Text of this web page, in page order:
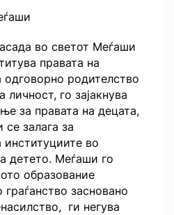
во светот Меѓаши
правата на
одговорно родителство
личност, го зајакнува
за правата на децата,
залага за
во
детето. Меѓаши го
образование
граѓанство засновано
ги негува